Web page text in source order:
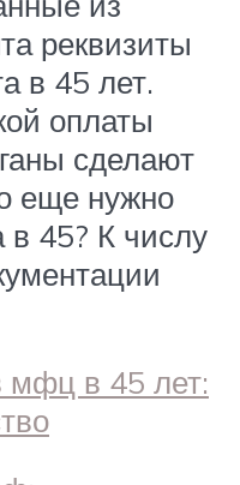
реквизиты
в 45 лет.
оплаты
сделают
еще нужно
45? К числу